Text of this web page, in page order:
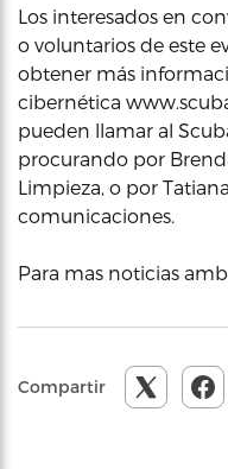
Los interesados en
o voluntarios de este
obtener más
cibernética
pueden llamar al
procurando por
Limpieza, o por
comunicaciones.
Para mas noticias
Compartir